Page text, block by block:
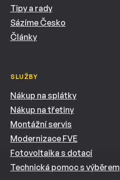
Tipy a rady
Sázíme Česko
Články
SLUŽBY
Nákup na splátky
Nákup na třetiny
Montážní servis
Modernizace FVE
Fotovoltaika s dotací
Technická pomoc s výběrem